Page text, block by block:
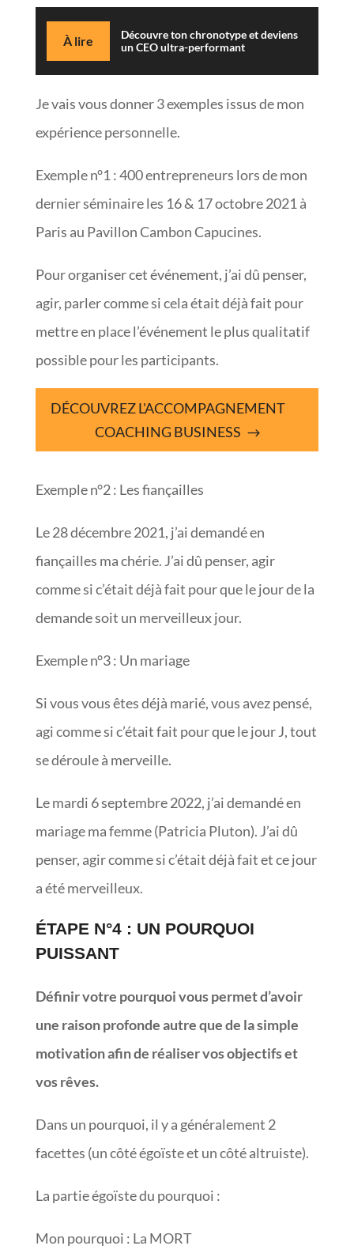
À lire
Découvre ton chronotype et deviens
un CEO ultra-performant
Je vais vous donner 3 exemples issus de mon
expérience personnelle.
Exemple n°1 : 400 entrepreneurs lors de mon
dernier séminaire les 16 & 17 octobre 2021 à
Paris au Pavillon Cambon Capucines.
Pour organiser cet événement, j’ai dû penser,
agir, parler comme si cela était déjà fait pour
mettre en place l’événement le plus qualitatif
possible pour les participants.
DÉCOUVREZ L'ACCOMPAGNEMENT
COACHING BUSINESS
Exemple n°2 : Les fiançailles
Le 28 décembre 2021, j’ai demandé en
fiançailles ma chérie. J’ai dû penser, agir
comme si c’était déjà fait pour que le jour de la
demande soit un merveilleux jour.
Exemple n°3 : Un mariage
Si vous vous êtes déjà marié, vous avez pensé,
agi comme si c’était fait pour que le jour J, tout
se déroule à merveille.
Le mardi 6 septembre 2022, j’ai demandé en
mariage ma femme (Patricia Pluton). J’ai dû
penser, agir comme si c’était déjà fait et ce jour
a été merveilleux.
ÉTAPE N°4 : UN POURQUOI
PUISSANT
Définir votre pourquoi vous permet d’avoir
une raison profonde autre que de la simple
motivation afin de réaliser vos objectifs et
vos rêves.
Dans un pourquoi, il y a généralement 2
facettes (un côté égoïste et un côté altruiste).
La partie égoïste du pourquoi :
Mon pourquoi : La MORT